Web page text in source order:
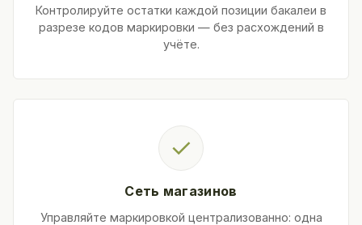
Контролируйте остатки каждой позиции бакалеи в
разрезе кодов маркировки — без расхождений в
учёте.
✓
Сеть магазинов
Управляйте маркировкой централизованно: одна